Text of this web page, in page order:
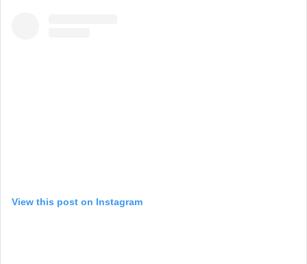
View this post on Instagram